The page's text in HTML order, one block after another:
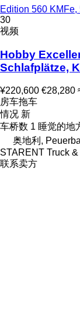
Edition 560
30
视频
Hobby
Schlafplätze,
¥220,600 €28,280
房车拖车
情况 新
车桥数 1 睡觉的地
奥地利,
STARENT Truck &
联系卖方